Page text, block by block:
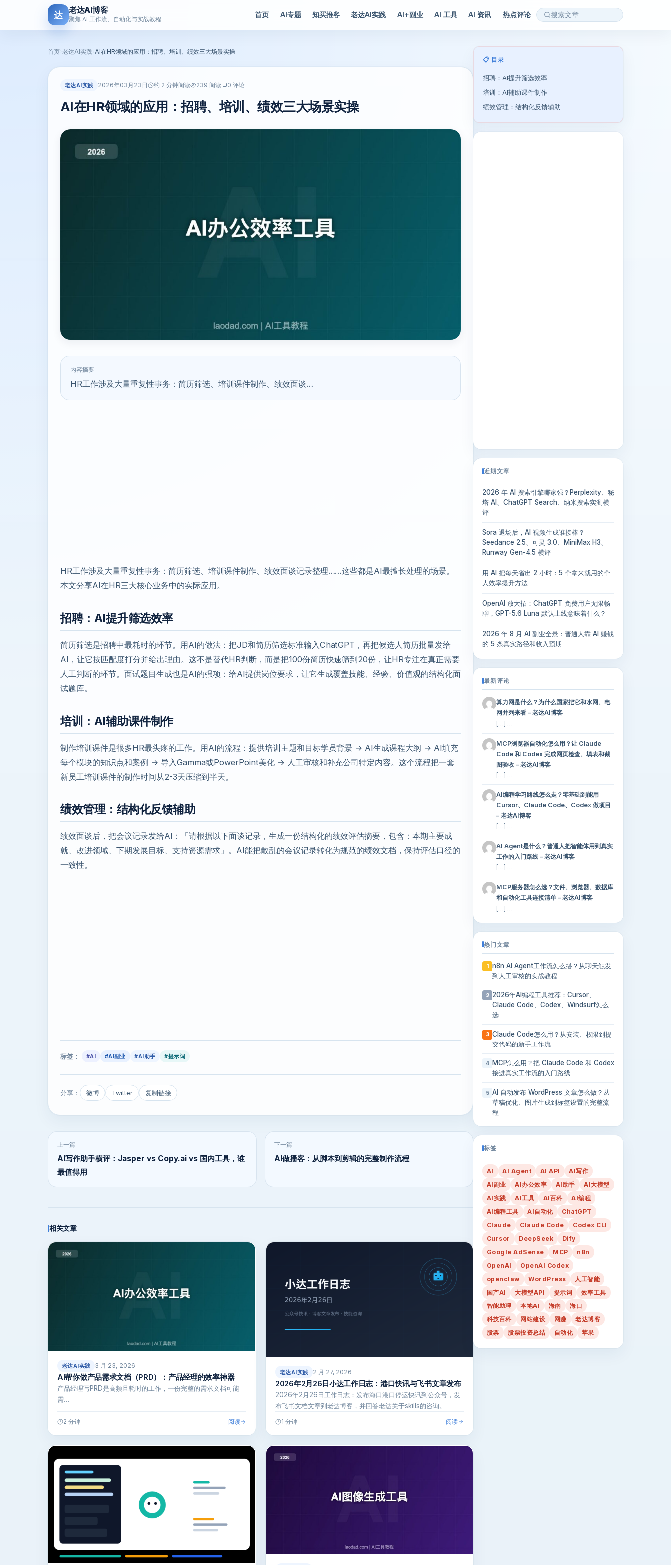
达 老达AI博客
聚焦 AI 工作流、自动化与实战教程
首页 AI专题 知买推客 老达AI实践 AI+副业 AI 工具 AI 资讯 热点评论
首页 老达AI实践 AI在HR领域的应用：招聘、培训、绩效三大场景实操
老达AI实践 2026年03月23日 约 2 分钟阅读 239 阅读 0 评论
AI在HR领域的应用：招聘、培训、绩效三大场景实操
内容摘要
HR工作涉及大量重复性事务：简历筛选、培训课件制作、绩效面谈…
HR工作涉及大量重复性事务：简历筛选、培训课件制作、绩效面谈记录整理……这些都是AI最擅长处理的场景。
本文分享AI在HR三大核心业务中的实际应用。
招聘：AI提升筛选效率
简历筛选是招聘中最耗时的环节。用AI的做法：把JD和简历筛选标准输入ChatGPT，再把候选人简历批量发给
AI，让它按匹配度打分并给出理由。这不是替代HR判断，而是把100份简历快速筛到20份，让HR专注在真正需要
人工判断的环节。面试题目生成也是AI的强项：给AI提供岗位要求，让它生成覆盖技能、经验、价值观的结构化面
试题库。
培训：AI辅助课件制作
制作培训课件是很多HR最头疼的工作。用AI的流程：提供培训主题和目标学员背景 → AI生成课程大纲 → AI填充
每个模块的知识点和案例 → 导入Gamma或PowerPoint美化 → 人工审核和补充公司特定内容。这个流程把一套
新员工培训课件的制作时间从2-3天压缩到半天。
绩效管理：结构化反馈辅助
绩效面谈后，把会议记录发给AI：「请根据以下面谈记录，生成一份结构化的绩效评估摘要，包含：本期主要成
就、改进领域、下期发展目标、支持资源需求」。AI能把散乱的会议记录转化为规范的绩效文档，保持评估口径的
一致性。
标签： #AI #AI副业 #AI助手 #提示词
分享： 微博 Twitter 复制链接
上一篇
AI写作助手横评：Jasper vs Copy.ai vs 国内工具，谁
最值得用
下一篇
AI做播客：从脚本到剪辑的完整制作流程
相关文章
老达AI实践 3 月 23, 2026
AI帮你做产品需求文档（PRD）：产品经理的效率神器
产品经理写PRD是高频且耗时的工作，一份完整的需求文档可能
需…
2 分钟 阅读
老达AI实践 2 月 27, 2026
2026年2月26日小达工作日志：港口快讯与飞书文章发布
2026年2月26日工作日志：发布海口港口停运快讯到公众号，发
布飞书文档文章到老达博客，并回答老达关于skills的咨询。
1 分钟 阅读
📋 目录
招聘：AI提升筛选效率
培训：AI辅助课件制作
绩效管理：结构化反馈辅助
近期文章
2026 年 AI 搜索引擎哪家强？Perplexity、秘
塔 AI、ChatGPT Search、纳米搜索实测横
评
Sora 退场后，AI 视频生成谁接棒？
Seedance 2.5、可灵 3.0、MiniMax H3、
Runway Gen-4.5 横评
用 AI 把每天省出 2 小时：5 个拿来就用的个
人效率提升方法
OpenAI 放大招：ChatGPT 免费用户无限畅
聊，GPT-5.6 Luna 默认上线意味着什么？
2026 年 8 月 AI 副业全景：普通人靠 AI 赚钱
的 5 条真实路径和收入预期
最新评论
算力网是什么？为什么国家把它和水网、电
网并列来看 – 老达AI博客
[…] …
MCP浏览器自动化怎么用？让 Claude
Code 和 Codex 完成网页检查、填表和截
图验收 – 老达AI博客
[…] …
AI编程学习路线怎么走？零基础到能用
Cursor、Claude Code、Codex 做项目
– 老达AI博客
[…] …
AI Agent是什么？普通人把智能体用到真实
工作的入门路线 – 老达AI博客
[…] …
MCP服务器怎么选？文件、浏览器、数据库
和自动化工具连接清单 – 老达AI博客
[…] …
热门文章
1
n8n AI Agent工作流怎么搭？从聊天触发
到人工审核的实战教程
2 2026年AI编程工具推荐：Cursor、
Claude Code、Codex、Windsurf怎么
选
3 Claude Code怎么用？从安装、权限到提
交代码的新手工作流
4
MCP怎么用？把 Claude Code 和 Codex
接进真实工作流的入门路线
5 AI 自动发布 WordPress 文章怎么做？从
草稿优化、图片生成到标签设置的完整流
程
标签
AI AI Agent AI API
AI写作
AI副业
AI办公效率 AI助手
AI大模型
AI实践
AI工具 AI百科
AI编程
AI编程工具
AI自动化
ChatGPT
Claude
Claude Code
Codex CLI
Cursor
DeepSeek
Dify
Google AdSense
MCP
n8n
OpenAI
OpenAI Codex
openclaw
WordPress
人工智能
国产AI
大模型API 提示词
效率工具
智能助理
本地AI 海南
海口
科技百科
网站建设 网赚
老达博客
股票
股票投资总结 自动化 苹果